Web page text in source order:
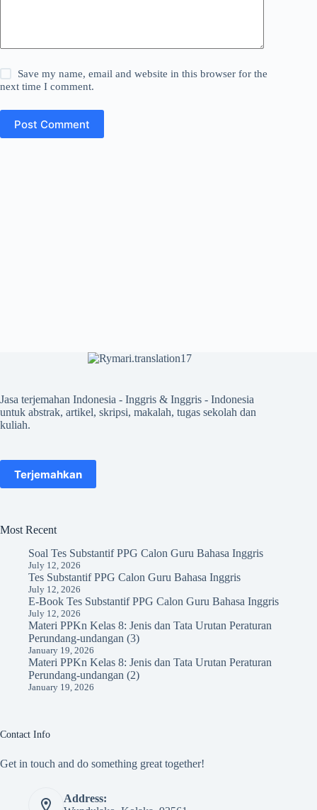
Save my name, email and website in this browser for the
next time I comment.
Post Comment
Jasa terjemahan Indonesia - Inggris & Inggris - Indonesia
untuk abstrak, artikel, skripsi, makalah, tugas sekolah dan
kuliah.
Terjemahkan
Most Recent
Soal Tes Substantif PPG Calon Guru Bahasa Inggris
July 12, 2026
Tes Substantif PPG Calon Guru Bahasa Inggris
July 12, 2026
E-Book Tes Substantif PPG Calon Guru Bahasa Inggris
July 12, 2026
Materi PPKn Kelas 8: Jenis dan Tata Urutan Peraturan
Perundang-undangan (3)
January 19, 2026
Materi PPKn Kelas 8: Jenis dan Tata Urutan Peraturan
Perundang-undangan (2)
January 19, 2026
Contact Info
Get in touch and do something great together!
Address: